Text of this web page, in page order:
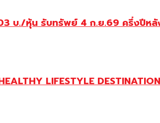
บ./หุ้น รับทรัพย์ 4 ก.ย.69 ครึ่ง
LIFESTYLE